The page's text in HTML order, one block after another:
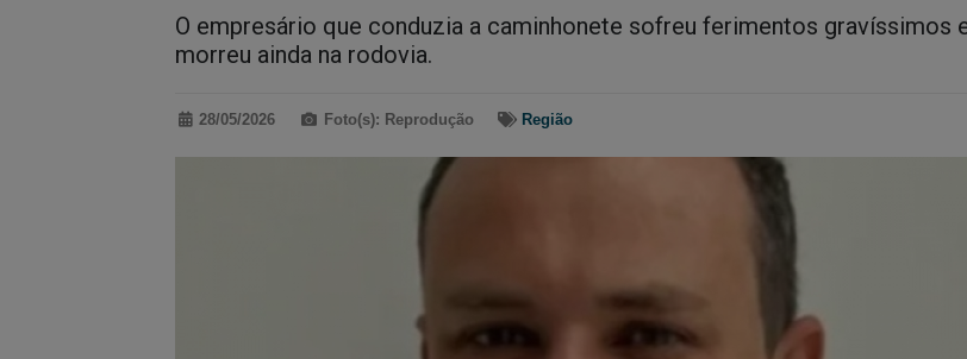
O empresário que conduzia a caminhonete sofreu ferimentos gravíssimos
morreu ainda na rodovia.
28/05/2026 Foto(s): Reprodução Região